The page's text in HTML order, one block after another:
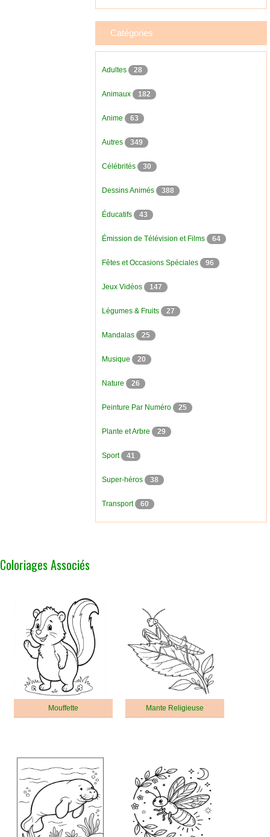
Catégories
Adultes 28
Animaux 182
Anime 63
Autres 349
Célébrités 30
Dessins Animés 388
Éducatifs 43
Émission de Télévision et Films 64
Fêtes et Occasions Spéciales 96
Jeux Vidéos 147
Légumes & Fruits 27
Mandalas 25
Musique 20
Nature 26
Peinture Par Numéro 25
Plante et Arbre 29
Sport 41
Super-héros 38
Transport 60
Coloriages Associés
Mouffette Mante Religieuse